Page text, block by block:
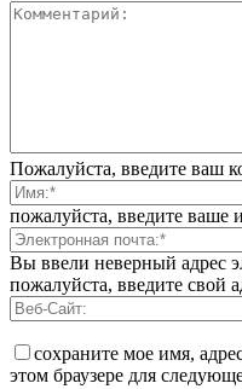
Пожалуйста, введите ваш
пожалуйста, введите ваше
Вы ввели неверный адрес
пожалуйста, введите свой
сохраните мое имя,
этом браузере для